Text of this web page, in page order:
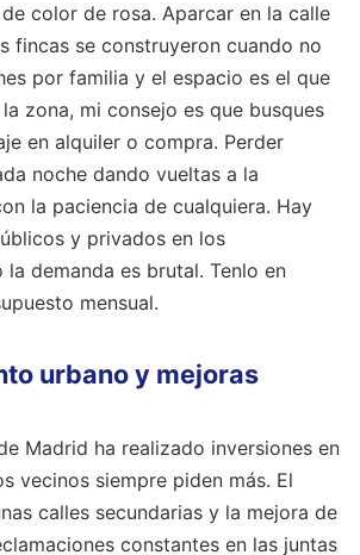
color de rosa. Aparcar en la calle
fincas se construyeron cuando no
por familia y el espacio es el que
zona, mi consejo es que busques
en alquiler o compra. Perder
noche dando vueltas a la
la paciencia de cualquiera. Hay
y privados en los
la demanda es brutal. Tenlo en
mensual.
urbano y mejoras
Madrid ha realizado inversiones en
vecinos siempre piden más. El
calles secundarias y la mejora de
constantes en las juntas